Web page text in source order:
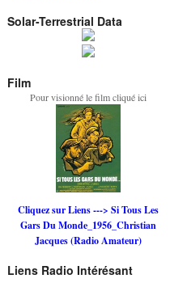
Solar-Terrestrial Data
Film
Pour visionné le film cliqué ici
Cliquez sur Liens ---> Si Tous Les
Gars Du Monde_1956_Christian
Jacques (Radio Amateur)
Liens Radio Intérésant